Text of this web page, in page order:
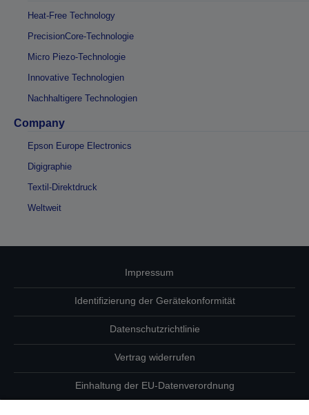
Heat-Free Technology
PrecisionCore-Technologie
Micro Piezo-Technologie
Innovative Technologien
Nachhaltigere Technologien
Company
Epson Europe Electronics
Digigraphie
Textil-Direktdruck
Weltweit
Impressum
Identifizierung der Gerätekonformität
Datenschutzrichtlinie
Vertrag widerrufen
Einhaltung der EU-Datenverordnung